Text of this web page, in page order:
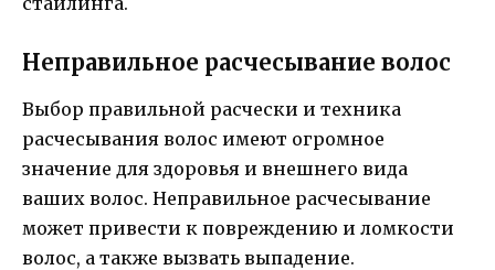
Неправильное расчесывание волос
Выбор правильной расчески и техника
расчесывания волос имеют огромное
значение для здоровья и внешнего вида
ваших волос. Неправильное расчесывание
может привести к повреждению и ломкости
волос, а также вызвать выпадение.